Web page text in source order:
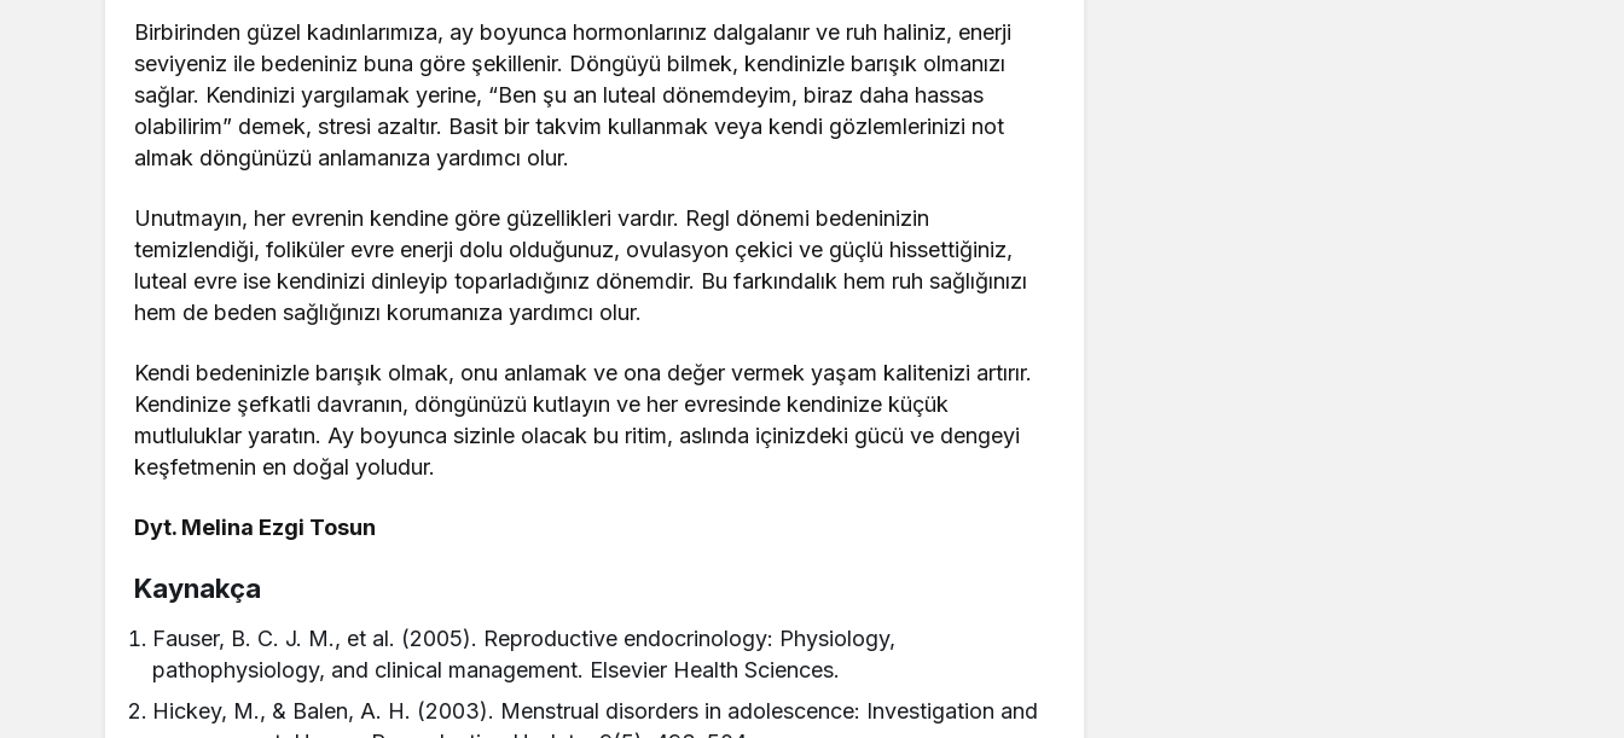
Birbirinden güzel kadınlarımıza, ay boyunca hormonlarınız dalgalanır ve ruh haliniz, enerji
seviyeniz ile bedeniniz buna göre şekillenir. Döngüyü bilmek, kendinizle barışık olmanızı
sağlar. Kendinizi yargılamak yerine, “Ben şu an luteal dönemdeyim, biraz daha hassas
olabilirim” demek, stresi azaltır. Basit bir takvim kullanmak veya kendi gözlemlerinizi not
almak döngünüzü anlamanıza yardımcı olur.
Unutmayın, her evrenin kendine göre güzellikleri vardır. Regl dönemi bedeninizin
temizlendiği, foliküler evre enerji dolu olduğunuz, ovulasyon çekici ve güçlü hissettiğiniz,
luteal evre ise kendinizi dinleyip toparladığınız dönemdir. Bu farkındalık hem ruh sağlığınızı
hem de beden sağlığınızı korumanıza yardımcı olur.
Kendi bedeninizle barışık olmak, onu anlamak ve ona değer vermek yaşam kalitenizi artırır.
Kendinize şefkatli davranın, döngünüzü kutlayın ve her evresinde kendinize küçük
mutluluklar yaratın. Ay boyunca sizinle olacak bu ritim, aslında içinizdeki gücü ve dengeyi
keşfetmenin en doğal yoludur.
Dyt. Melina Ezgi Tosun
Kaynakça
Fauser, B. C. J. M., et al. (2005). Reproductive endocrinology: Physiology,
pathophysiology, and clinical management. Elsevier Health Sciences.
Hickey, M., & Balen, A. H. (2003). Menstrual disorders in adolescence: Investigation and